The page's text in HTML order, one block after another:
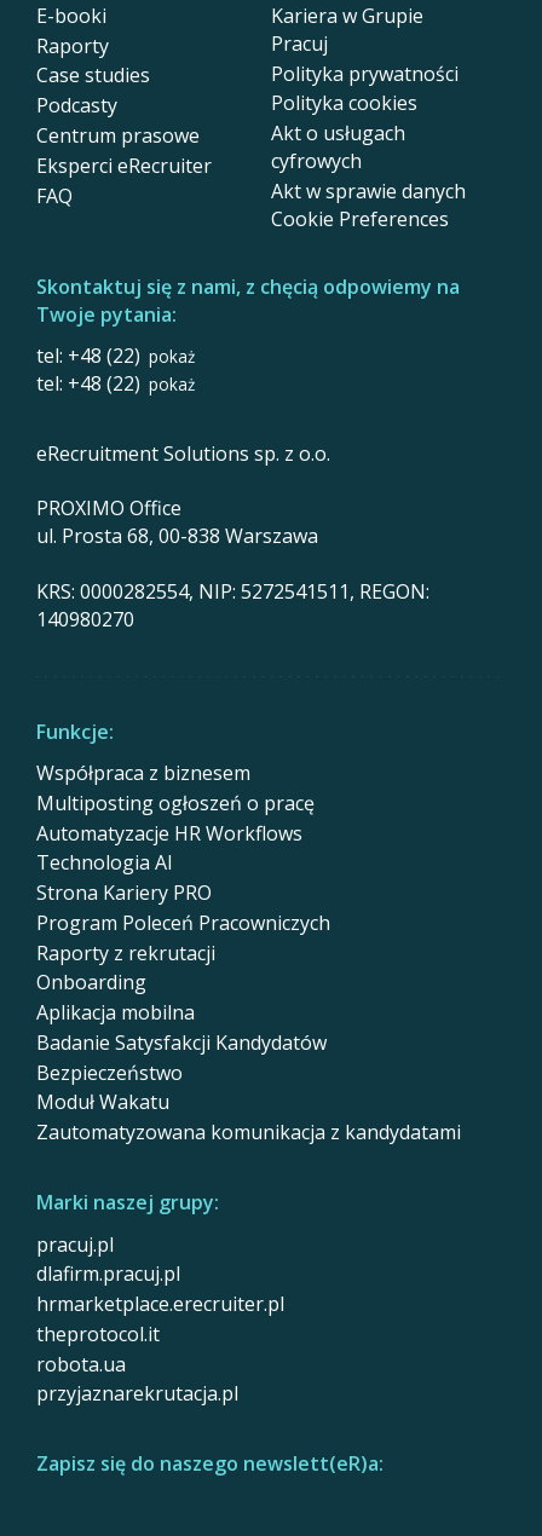
E-booki
Raporty
Case studies
Podcasty
Centrum prasowe
Eksperci eRecruiter
FAQ
Kariera w Grupie
Pracuj
Polityka prywatności
Polityka cookies
Akt o usługach
cyfrowych
Akt w sprawie danych
Cookie Preferences
Skontaktuj się z nami, z chęcią odpowiemy na
Twoje pytania:
tel: +48 (22) pokaż
tel: +48 (22) pokaż
eRecruitment Solutions sp. z o.o.
PROXIMO Office
ul. Prosta 68, 00-838 Warszawa
KRS: 0000282554, NIP: 5272541511, REGON:
140980270
Funkcje:
Współpraca z biznesem
Multiposting ogłoszeń o pracę
Automatyzacje HR Workflows
Technologia AI
Strona Kariery PRO
Program Poleceń Pracowniczych
Raporty z rekrutacji
Onboarding
Aplikacja mobilna
Badanie Satysfakcji Kandydatów
Bezpieczeństwo
Moduł Wakatu
Zautomatyzowana komunikacja z kandydatami
Marki naszej grupy:
pracuj.pl
dlafirm.pracuj.pl
hrmarketplace.erecruiter.pl
theprotocol.it
robota.ua
przyjaznarekrutacja.pl
Zapisz się do naszego newslett(eR)a: